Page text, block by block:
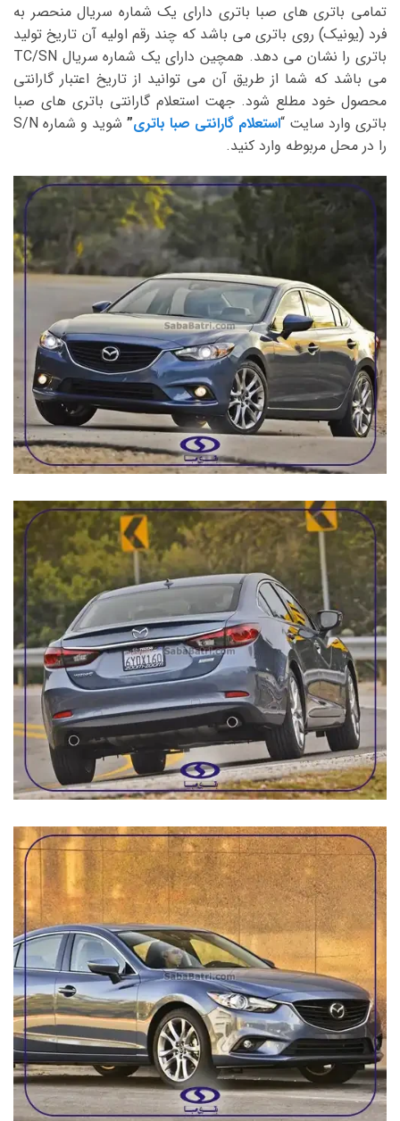
تمامی باتری های صبا باتری دارای یک شماره سریال منحصر به
فرد (یونیک) روی باتری می باشد که چند رقم اولیه آن تاریخ تولید
باتری را نشان می دهد. همچین دارای یک شماره سریال TC/SN
می باشد که شما از طریق آن می توانید از تاریخ اعتبار گارانتی
محصول خود مطلع شود. جهت استعلام گارانتی باتری های صبا
باتری وارد سایت “استعلام گارانتی صبا باتری”
شوید و شماره S/N
را در محل مربوطه وارد کنید.